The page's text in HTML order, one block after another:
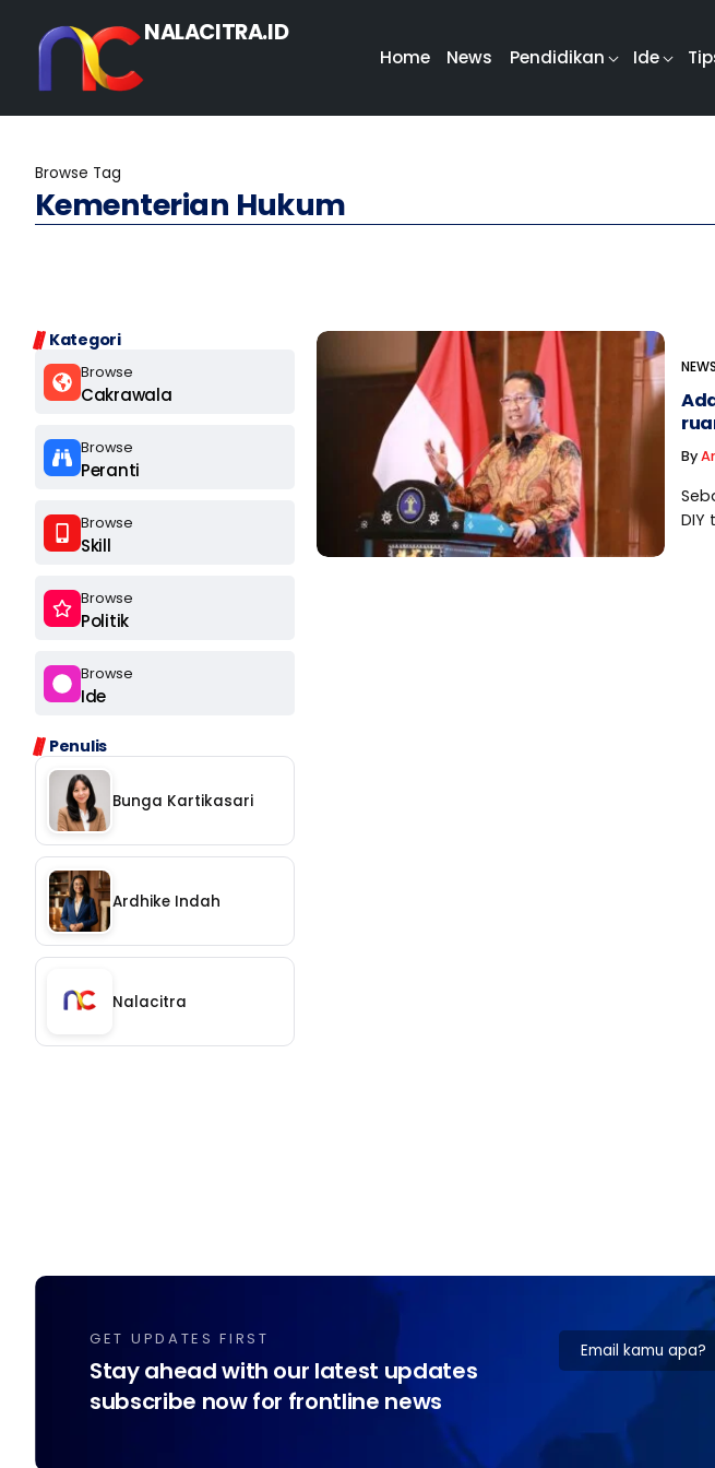
NALACITRA.ID
Home News Pendidikan Ide
Langganan
Chat
Ikuti
Browse Tag
Kementerian Hukum
Kategori
Browse
Cakrawala
Browse
Peranti
Browse
Skill
Browse
Politik
Browse
Ide
Penulis
Bunga Kartikasari
Ardhike Indah
Nalacitra
NEWS
By
DIY
GET UPDATES FIRST
Stay ahead with our latest updates
subscribe now for frontline news